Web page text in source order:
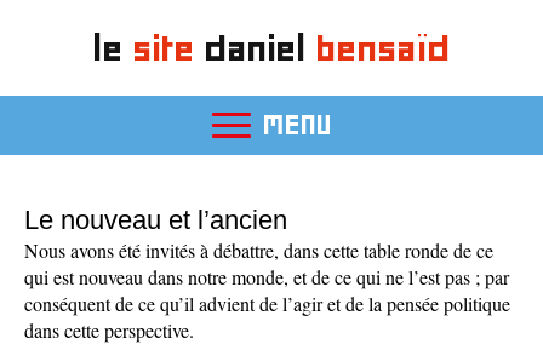
le site daniel bensaïd
MENU
Le nouveau et l’ancien
Nous avons été invités à débattre, dans cette table ronde de ce
qui est nouveau dans notre monde, et de ce qui ne l’est pas ; par
conséquent de ce qu’il advient de l’agir et de la pensée politique
dans cette perspective.